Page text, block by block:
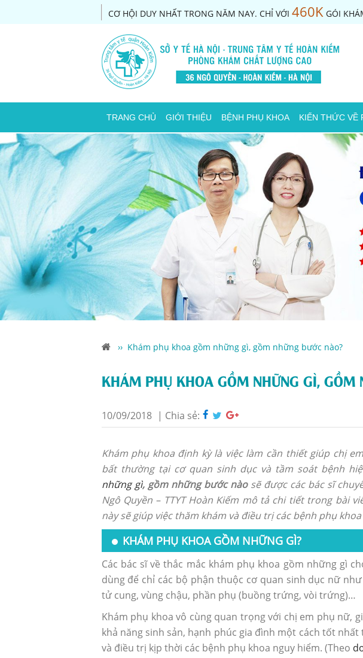
CƠ HỘI DUY NHẤT TRONG NĂM NAY. CHỈ VỚI 460KGÓI
TRANG CHỦ GIỚI THIỆU BỆNH PHỤ KHOA KIẾN THỨC VỀ
›› Khám phụ khoa gồm những gì, gồm những bước nào?
KHÁM PHỤ KHOA GỒM NHỮNG GÌ, GỒM
10/09/2018 | Chia sẻ:
Khám phụ khoa định kỳ là việc làm cần thiết giúp chị
bất thường tại cơ quan sinh dục và tầm soát bệnh
những gì, gồm những bước nàosẽ được các bác sĩ
Ngô Quyền – TTYT Hoàn Kiếm mô tả chi tiết trong bài
này sẽ giúp việc thăm khám và điều trị các bệnh phụ
KHÁM PHỤ KHOA GỒM NHỮNG GÌ?
Các bác sĩ về thắc mắc khám phụ khoa gồm những gì
dùng để chỉ các bộ phận thuộc cơ quan sinh dục nữ
tử cung, vùng chậu, phần phụ (buồng trứng, vòi trứng)…
Khám phụ khoa vô cùng quan trọng với chị em phụ nữ,
khả năng sinh sản, hạnh phúc gia đình một cách tốt
và điều trị kịp thời các bệnh phụ khoa nguy hiểm. (Theo